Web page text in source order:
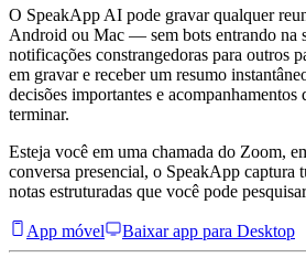
O SpeakApp AI pode gravar qualquer
Android ou Mac — sem bots entrando na
notificações constrangedoras para outros
em gravar e receber um resumo
decisões importantes e acompanhamentos
terminar.
Esteja você em uma chamada do Zoom,
conversa presencial, o SpeakApp captura
notas estruturadas que você pode
App móvel Baixar app para Desktop